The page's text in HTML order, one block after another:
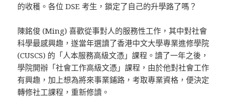
的收穫。各位 DSE 考生，鎖定了自己的升學路了嗎？
陳銘俊 (Ming) 喜歡從事對人的服務性工作，其中對社會
科學最感興趣，遂當年選讀了香港中文大學專業進修學院
(CUSCS) 的「人本服務高級文憑」課程。讀了一年之後，
學院開辦「社會工作高級文憑」課程，由於他對社會工作
有興趣，加上想為將來事業鋪路，考取專業資格，便決定
轉修社工課程，重新修讀。